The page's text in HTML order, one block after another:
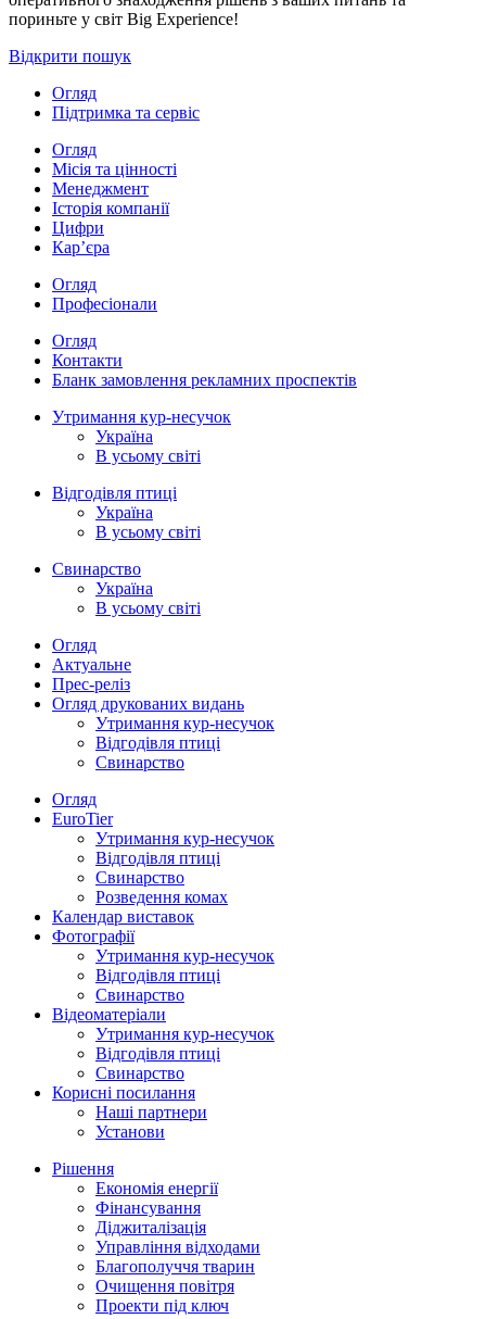
пориньте у світ Big Experience!
Відкрити пошук
Огляд
Підтримка та сервіс
Огляд
Місія та цінності
Менеджмент
Історія компанії
Цифри
Кар’єра
Огляд
Професіонали
Огляд
Контакти
Бланк замовлення рекламних проспектів
Утримання кур-несучок
Україна
В усьому світі
Відгодівля птиці
Україна
В усьому світі
Свинарство
Україна
В усьому світі
Огляд
Актуальне
Прес-реліз
Огляд друкованих видань
Утримання кур-несучок
Відгодівля птиці
Свинарство
Огляд
EuroTier
Утримання кур-несучок
Відгодівля птиці
Свинарство
Розведення комах
Календар виставок
Фотографії
Утримання кур-несучок
Відгодівля птиці
Свинарство
Відеоматеріали
Утримання кур-несучок
Відгодівля птиці
Свинарство
Корисні посилання
Наші партнери
Установи
Рішення
Економія енергії
Фінансування
Діджиталізація
Управління відходами
Благополуччя тварин
Очищення повітря
Проекти під ключ